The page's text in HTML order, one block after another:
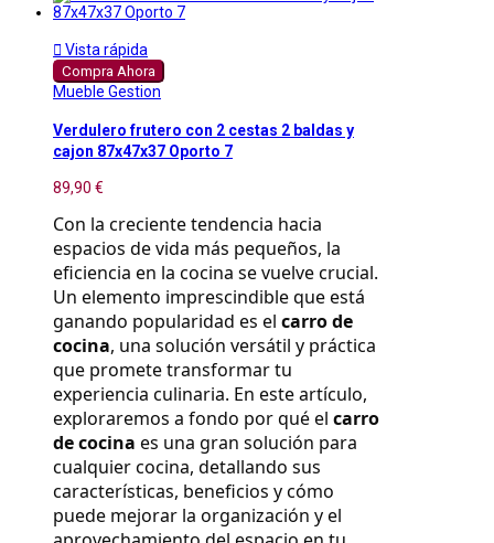
 Vista rápida
Compra Ahora
Mueble Gestion
Verdulero frutero con 2 cestas 2 baldas y
cajon 87x47x37 Oporto 7
89,90 €
Con la creciente tendencia hacia
espacios de vida más pequeños, la
eficiencia en la cocina se vuelve crucial.
Un elemento imprescindible que está
ganando popularidad es el carro de
cocina, una solución versátil y práctica
que promete transformar tu
experiencia culinaria. En este artículo,
exploraremos a fondo por qué el carro
de cocina es una gran solución para
cualquier cocina, detallando sus
características, beneficios y cómo
puede mejorar la organización y el